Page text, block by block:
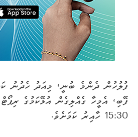
ފުލުހުން ދެންމެ ބުނީ، މިއަދު ހެދުނު
ފޭބި، އެމީހާ ގެއްލިގެން އުޅޭކަމުގެ
15:30 ހާއިރު ކަމަށެވެ.